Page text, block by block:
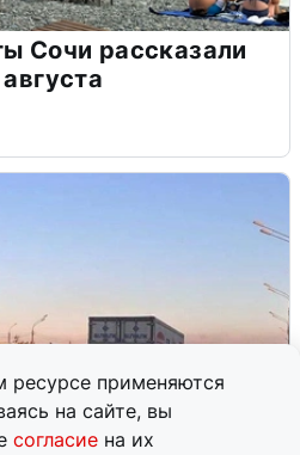
применяются
на сайте, вы
согласие на их
Сочи рассказали